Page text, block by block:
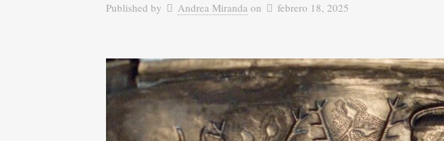
Published by Andrea Miranda on febrero 18, 2025